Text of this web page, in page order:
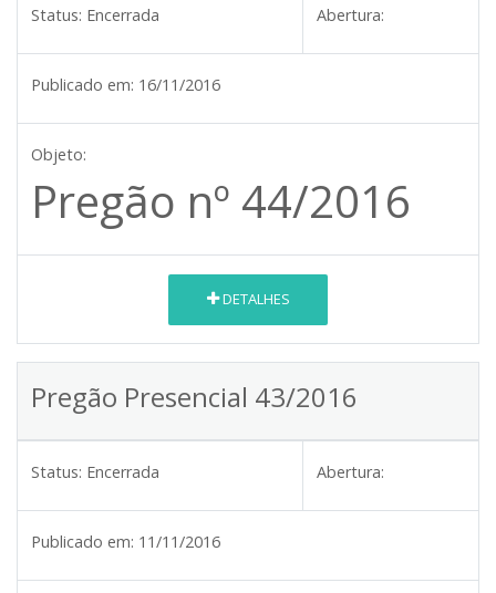
Status: Encerrada Abertura:
Publicado em: 16/11/2016
Objeto:
Pregão nº 44/2016
DETALHES
Pregão Presencial 43/2016
Status: Encerrada Abertura:
Publicado em: 11/11/2016